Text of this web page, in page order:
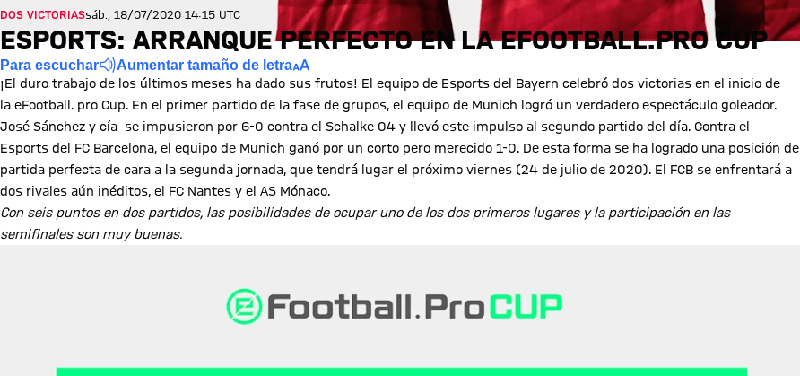
DOS VICTORIASsáb., 18/07/2020 14:15 UTC
ESPORTS: ARRANQUE PERFECTO EN LA EFOOTBALL.PRO CUP
Para escuchar Aumentar tamaño de letra
¡El duro trabajo de los últimos meses ha dado sus frutos! El equipo de Esports del Bayern celebró dos victorias en el inicio de
la eFootball. pro Cup. En el primer partido de la fase de grupos, el equipo de Munich logró un verdadero espectáculo goleador.
José Sánchez y cía se impusieron por 6-0 contra el Schalke 04 y llevó este impulso al segundo partido del día. Contra el
Esports del FC Barcelona, el equipo de Munich ganó por un corto pero merecido 1-0. De esta forma se ha logrado una posición de
partida perfecta de cara a la segunda jornada, que tendrá lugar el próximo viernes (24 de julio de 2020). El FCB se enfrentará a
dos rivales aún inéditos, el FC Nantes y el AS Mónaco.
Con seis puntos en dos partidos, las posibilidades de ocupar uno de los dos primeros lugares y la participación en las
semifinales son muy buenas.